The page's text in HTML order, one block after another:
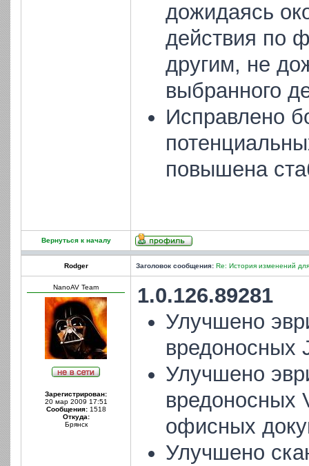
дожидаясь
действия по
другим, не
выбранного
Исправлено
повышена
Вернуться к началу
Rodger Заголовок сообщения: Re: История изменений
NanoAV Team
Зарегистрирован:
20 мар 2009 17:51
Сообщения:1518
Откуда:
Брянск
1.0.126.89281
Улучшено
вредоносных
Улучшено
вредоносных
офисных
Улучшено